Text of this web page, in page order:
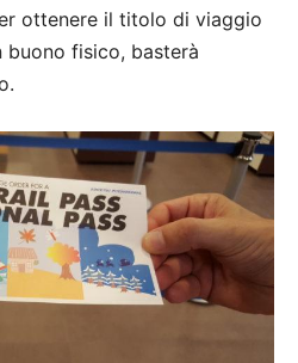
ottenere il titolo di viaggio
buono fisico, basterà